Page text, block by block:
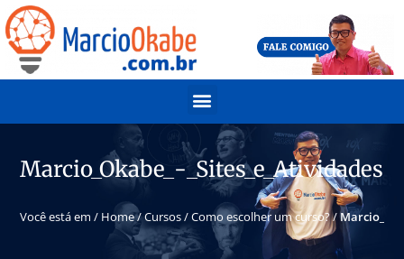
Marcio_Okabe_-_Sites_e_Atividades
Você está em / Home/Cursos/Como escolher um curso?/